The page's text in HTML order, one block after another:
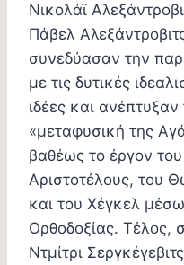
Νικολάϊ
Πάβελ
συνεδύασαν την
με τις δυτικές
ιδέες και
«μεταφυσική της
βαθέως το έργον
Αριστοτέλους, του
και του Χέγκελ
Ορθοδοξίας. Τέλος,
Ντμίτρι